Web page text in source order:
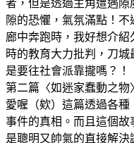
者，但是透過主角遭遇隙
隙的恐懼，氣氛滿點！
廊中奔跑時，我好想介
時的教育大力批判，刀
是要往社會派靠攏嗎？！
第二篇〈如迷家蠢動之
愛喔（欸）這篇透過各
事件的真相。而且這個
是聰明又帥氣的直接解